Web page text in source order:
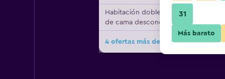
Habitación doble, tipo
de cama desconocido
4 ofertas más de Bräugasthof
31
Más barato